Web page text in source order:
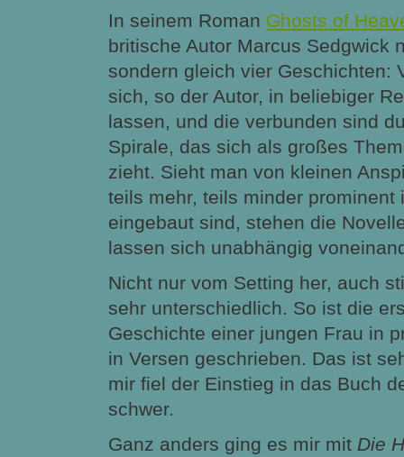
In seinem Roman Ghosts of
britische Autor Marcus Sedgwick
sondern gleich vier Geschichten:
sich, so der Autor, in beliebiger
lassen, und die verbunden sind
Spirale, das sich als großes
zieht. Sieht man von kleinen
teils mehr, teils minder prominent
eingebaut sind, stehen die
lassen sich unabhängig
Nicht nur vom Setting her, auch
sehr unterschiedlich. So ist die
Geschichte einer jungen Frau in
in Versen geschrieben. Das ist
mir fiel der Einstieg in das Buch
schwer.
Ganz anders ging es mir mit Die